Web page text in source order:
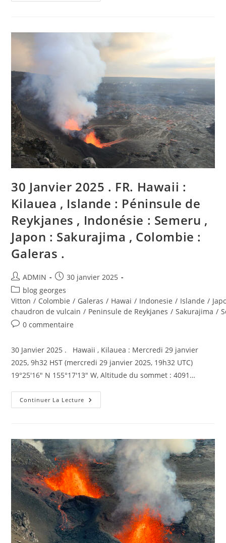
Kilauea
Iceland
Peninsula
Indonesia
:
Semeru
Japan
:
Sakurajima
,
Colombia
:
Galeras
.
30 Janvier 2025 . FR. Hawaii :
Kilauea , Islande : Péninsule de
Reykjanes , Indonésie : Semeru ,
Japon : Sakurajima , Colombie :
Galeras .
Auteur/autrice
de
la
publication :
ADMIN
Publication
publiée :
30 janvier 2025
Post
category:
blog georges
Vitton / Colombie / Galeras / Hawai / Indonesie / Islande /
chaudron de vulcain / Peninsule de Reykjanes / Sakurajima /
Commentaires
la
publication :
0 commentaire
30 Janvier 2025 . Hawaii , Kilauea : Mercredi 29 janvier
2025, 9h32 HST (mercredi 29 janvier 2025, 19h32 UTC)
19°25'16" N 155°17'13" W, Altitude du sommet : 4091…
Continuer La Lecture 30
Janvier
:
Kilauea
,
Islande
:
Péninsule
De
Reykjanes
,
Indonésie
:
Semeru
,
Japon